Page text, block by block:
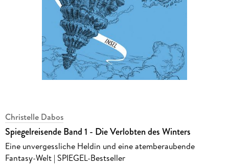
Christelle Dabos
Spiegelreisende Band 1 - Die Verlobten des Winters
Eine unvergessliche Heldin und eine atemberaubende
Fantasy-Welt | SPIEGEL-Bestseller